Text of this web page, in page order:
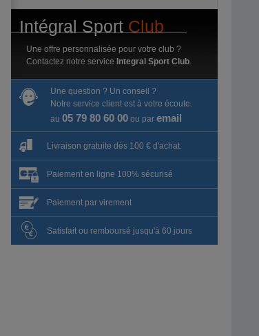
Intégral Sport Club
Une offre personnalisée pour votre club ?
Contactez notre service Integral Sport Club.
Une question ? Un conseil ?
Notre service client est à votre écoute.
au 05 79 80 60 00ou par email
Livraison gratuite dès 100 € d'achat.
Paiement en ligne 100% sécurisé
Paiement par virement
Satisfait ou remboursé jusqu'à 60 jours